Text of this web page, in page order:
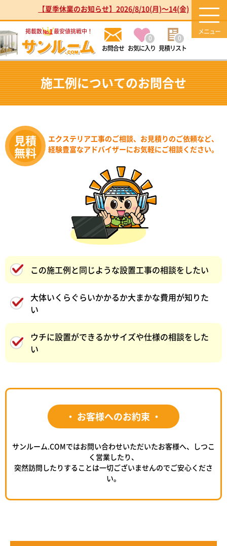
【夏季休業のお知らせ】2026/8/10(月)～14(金)
掲載数No.1最安値挑戦中！
お気に入り
0
見積リスト
0
施工例についてのお問合せ
エクステリア工事のご相談、お見積りのご依頼など、
経験豊富なアドバイザーにお気軽にご相談ください。
この施工例と同じような設置工事の相談をしたい
大体いくらぐらいかかるか大まかな費用が知りた
い
ウチに設置ができるかサイズや仕様の相談をした
い
・ お客様へのお約束 ・
サンルーム.COMではお問い合わせいただいたお客様へ、しつこ
く営業したり、
突然訪問したりすることは一切ございませんのでご安心くださ
い。